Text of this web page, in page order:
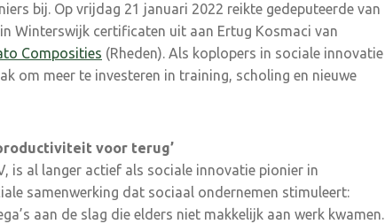
bij. Op vrijdag 21 januari 2022 reikte gedeputeerde van
in Winterswijk certificaten uit aan Ertug Kosmaci van
Composities (Rheden). Als koplopers in sociale innovatie
om meer te investeren in training, scholing en nieuwe
voor terug’
is al langer actief als sociale innovatie pionier in
samenwerking dat sociaal ondernemen stimuleert:
aan de slag die elders niet makkelijk aan werk kwamen.